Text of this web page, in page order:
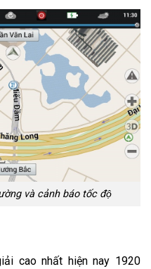
và cảnh báo tốc độ
cao nhất hiện nay 1920